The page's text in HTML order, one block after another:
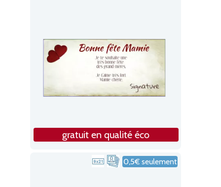
gratuit en qualité éco
0,5€ seulement